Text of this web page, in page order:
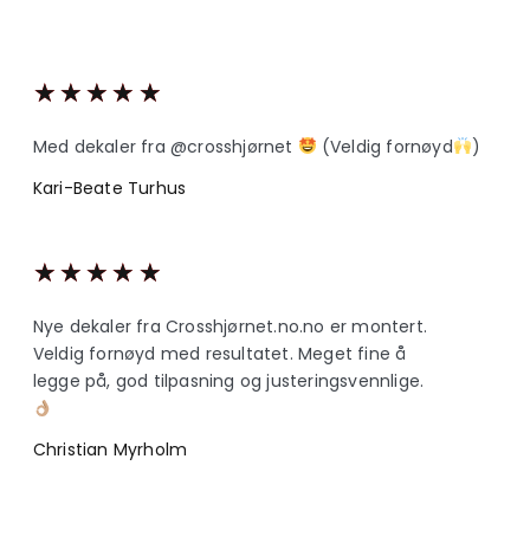
★ ★ ★ ★ ★
Med dekaler fra @crosshjørnet (Veldig fornøyd
)
Kari-Beate Turhus
★ ★ ★ ★ ★
Nye dekaler fra Crosshjørnet.no.no er montert.
Veldig fornøyd med resultatet. Meget fine å
legge på, god tilpasning og justeringsvennlige.
Christian Myrholm